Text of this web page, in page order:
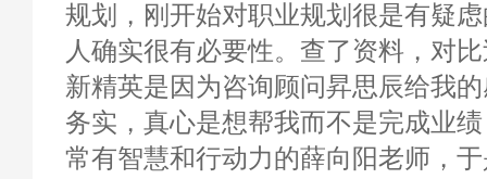
规划，刚开始对职业规划很是有疑
人确实很有必要性。查了资料，对
新精英是因为咨询顾问昇思辰给我
务实，真心是想帮我而不是完成业
常有智慧和行动力的薛向阳老师，